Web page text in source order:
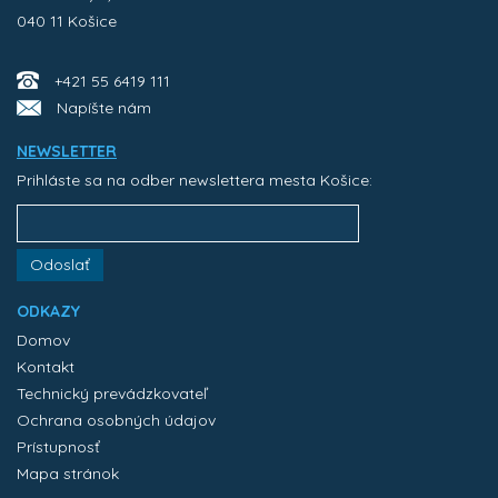
040 11 Košice
+421 55 6419 111
Napíšte nám
NEWSLETTER
Prihláste sa na odber newslettera mesta Košice:
Odoslať
ODKAZY
Domov
Kontakt
Technický prevádzkovateľ
Ochrana osobných údajov
Prístupnosť
Mapa stránok